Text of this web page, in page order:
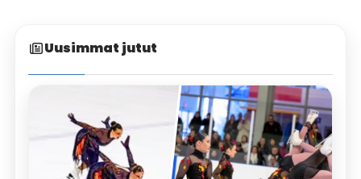
Uusimmat jutut